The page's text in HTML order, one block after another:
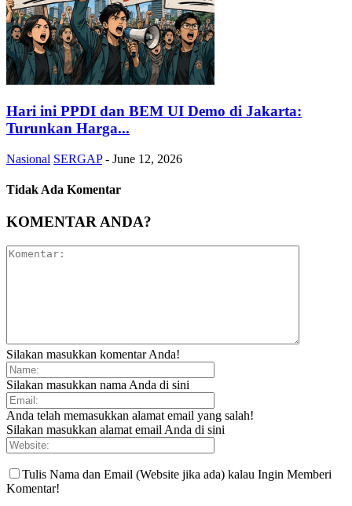
Hari ini PPDI dan BEM UI Demo di Jakarta:
Turunkan Harga...
Nasional SERGAP - June 12, 2026
Tidak Ada Komentar
KOMENTAR ANDA?
Silakan masukkan komentar Anda!
Silakan masukkan nama Anda di sini
Anda telah memasukkan alamat email yang salah!
Silakan masukkan alamat email Anda di sini
Tulis Nama dan Email (Website jika ada) kalau Ingin Memberi
Komentar!